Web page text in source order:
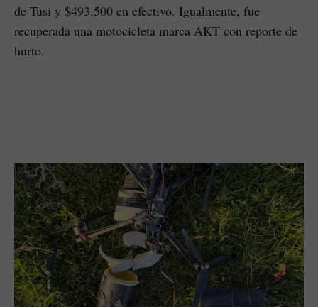
de Tusi y $493.500 en efectivo. Igualmente, fue
recuperada una motocicleta marca AKT con reporte de
hurto.